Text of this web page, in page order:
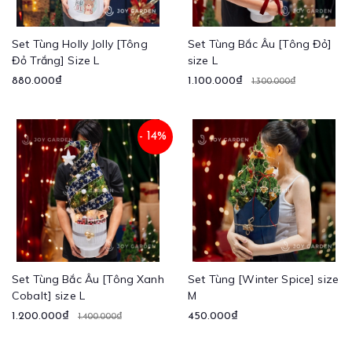
Set Tùng Holly Jolly [Tông
Đỏ Trắng] Size L
880.000₫
Set Tùng Bắc Âu [Tông Đỏ]
size L
1.100.000₫ 1.300.000₫
- 14%
Set Tùng Bắc Âu [Tông Xanh
Cobalt] size L
1.200.000₫ 1.400.000₫
Set Tùng [Winter Spice] size
M
450.000₫